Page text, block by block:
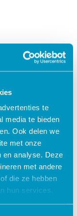
te
media te bieden
Ook delen we
met onze
en analyse. Deze
met andere
die ze hebben
hun services.